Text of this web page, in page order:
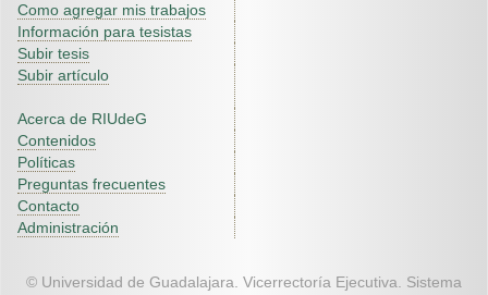
Como agregar mis trabajos
Información para tesistas
Subir tesis
Subir artículo
Acerca de RIUdeG
Contenidos
Políticas
Preguntas frecuentes
Contacto
Administración
© Universidad de Guadalajara. Vicerrectoría Ejecutiva. Sistema